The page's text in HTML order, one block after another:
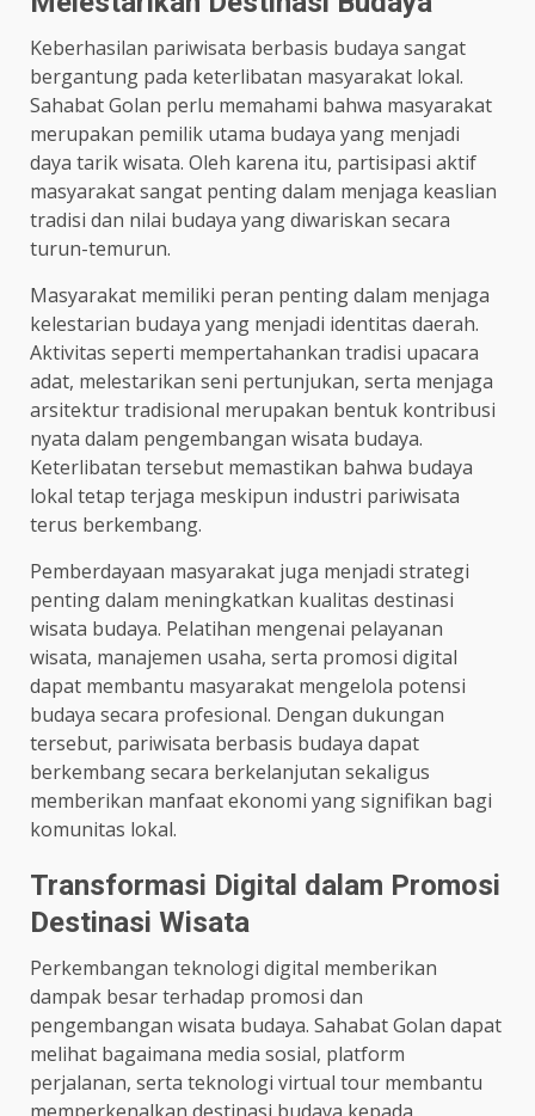
Keberhasilan pariwisata berbasis budaya sangat
bergantung pada keterlibatan masyarakat lokal.
Sahabat Golan perlu memahami bahwa masyarakat
merupakan pemilik utama budaya yang menjadi
daya tarik wisata. Oleh karena itu, partisipasi aktif
masyarakat sangat penting dalam menjaga keaslian
tradisi dan nilai budaya yang diwariskan secara
turun-temurun.
Masyarakat memiliki peran penting dalam menjaga
kelestarian budaya yang menjadi identitas daerah.
Aktivitas seperti mempertahankan tradisi upacara
adat, melestarikan seni pertunjukan, serta menjaga
arsitektur tradisional merupakan bentuk kontribusi
nyata dalam pengembangan wisata budaya.
Keterlibatan tersebut memastikan bahwa budaya
lokal tetap terjaga meskipun industri pariwisata
terus berkembang.
Pemberdayaan masyarakat juga menjadi strategi
penting dalam meningkatkan kualitas destinasi
wisata budaya. Pelatihan mengenai pelayanan
wisata, manajemen usaha, serta promosi digital
dapat membantu masyarakat mengelola potensi
budaya secara profesional. Dengan dukungan
tersebut, pariwisata berbasis budaya dapat
berkembang secara berkelanjutan sekaligus
memberikan manfaat ekonomi yang signifikan bagi
komunitas lokal.
Transformasi Digital dalam Promosi
Destinasi Wisata
Perkembangan teknologi digital memberikan
dampak besar terhadap promosi dan
pengembangan wisata budaya. Sahabat Golan dapat
melihat bagaimana media sosial, platform
perjalanan, serta teknologi virtual tour membantu